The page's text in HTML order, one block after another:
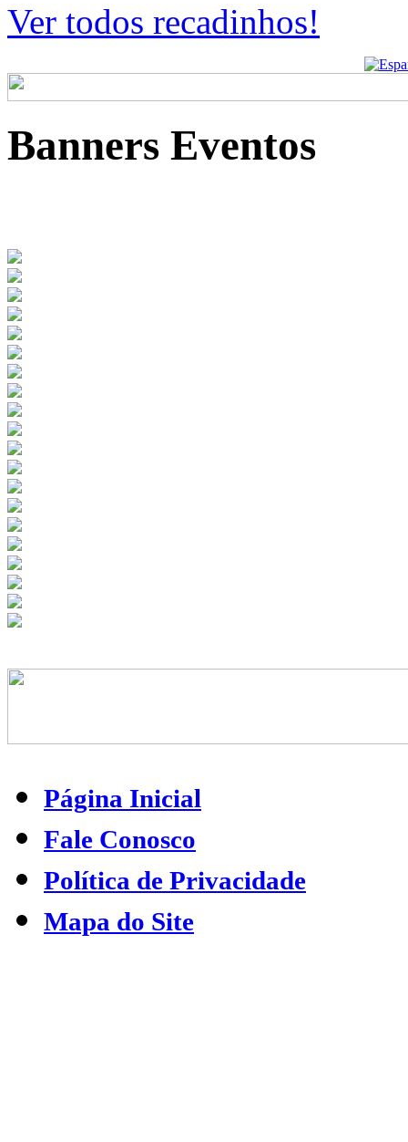
Ver todos recadinhos!
Banners Eventos
Página Inicial
Fale Conosco
Política de Privacidade
Mapa do Site